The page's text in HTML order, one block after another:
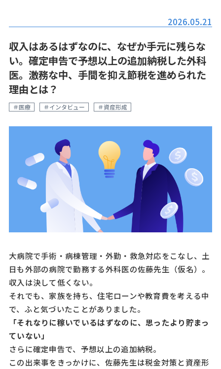
2026.05.21
収入はあるはずなのに、なぜか手元に残らな
い。確定申告で予想以上の追加納税した外科
医。激務な中、手間を抑え節税を進められた
理由とは？
＃医療 ＃インタビュー ＃資産形成
大病院で手術・病棟管理・外勤・救急対応をこなし、土
日も外部の病院で勤務する外科医の佐藤先生（仮名）。
収入は決して低くない。
それでも、家族を持ち、住宅ローンや教育費を考える中
で、ふと気づいたことがありました。
「それなりに稼いでいるはずなのに、思ったより貯まっ
ていない」
さらに確定申告で、予想以上の追加納税。
この出来事をきっかけに、佐藤先生は税金対策と資産形